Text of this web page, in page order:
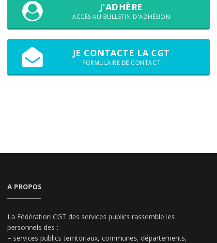
J'ADHÈRE
ACCÈS AU BULLETIN D'ADHÉSION
JE CONTACTE LA CGT
FORMULAIRE DE CONTACT
A PROPOS
La Fédération CGT des services publics rassemble les
personnels des :
– services publics territoriaux, communes, départements,